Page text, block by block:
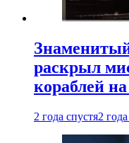
раскрыл
кораблей
2 года спустя2